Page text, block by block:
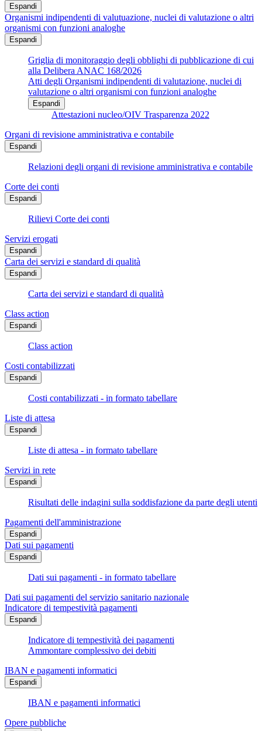
Espandi
Organismi indipendenti di valutuazione, nuclei di valutazione o altri
organismi con funzioni analoghe
Espandi
Griglia di monitoraggio degli obblighi di pubblicazione di cui
alla Delibera ANAC 168/2026
Atti degli Organismi indipendenti di valutazione, nuclei di
valutazione o altri organismi con funzioni analoghe
Espandi
Attestazioni nucleo/OIV Trasparenza 2022
Organi di revisione amministrativa e contabile
Espandi
Relazioni degli organi di revisione amministrativa e contabile
Corte dei conti
Espandi
Rilievi Corte dei conti
Servizi erogati
Espandi
Carta dei servizi e standard di qualità
Espandi
Carta dei servizi e standard di qualità
Class action
Espandi
Class action
Costi contabilizzati
Espandi
Costi contabilizzati - in formato tabellare
Liste di attesa
Espandi
Liste di attesa - in formato tabellare
Servizi in rete
Espandi
Risultati delle indagini sulla soddisfazione da parte degli utenti
Pagamenti dell'amministrazione
Espandi
Dati sui pagamenti
Espandi
Dati sui pagamenti - in formato tabellare
Dati sui pagamenti del servizio sanitario nazionale
Indicatore di tempestività pagamenti
Espandi
Indicatore di tempestività dei pagamenti
Ammontare complessivo dei debiti
IBAN e pagamenti informatici
Espandi
IBAN e pagamenti informatici
Opere pubbliche